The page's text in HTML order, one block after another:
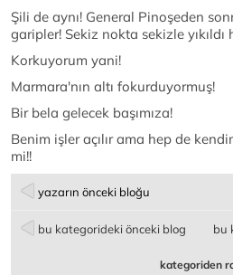
Şili de aynı! General Pinoşeden
garipler! Sekiz nokta sekizle yıkıldı
Korkuyorum yani!
Marmara'nın altı fokurduyormuş!
Bir bela gelecek başımıza!
Benim işler açılır ama hep de
mi!!
yazarın önceki bloğu
bu kategorideki önceki blog bu
kategoriden